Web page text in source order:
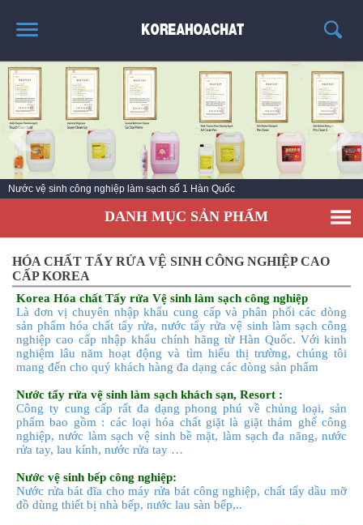
TRANG CHỦ
GIỚI THIỆU
THÔNG TIN SẢN PHẨM
TIN TỨC
LIÊN HỆ
Nước vệ sinh công nghiệp làm sạch số 1 Hàn Quốc
DANH MỤC SẢN PHẨM
HÓA CHẤT TẨY RỬA VỆ SINH CÔNG NGHIỆP CAO
CẤP KOREA
Korea Hóa chất Tẩy rửa Vệ sinh làm sạch công nghiệp
Là đơn vị chuyên nhập khẩu cung cấp và phân phối các dòng
sản phẩm hóa chất tẩy rửa, nước tẩy rửa vệ sinh làm sạch công
nghiệp cao cấp nhập khẩu chính hãng từ Hàn Quốc. Với kinh
nghiệm lâu năm hoạt động và tìm hiểu thị trường, chúng tôi
mang đến cho quý khách hàng đa dạng các dòng sản phẩm
Nước tẩy rửa vệ sinh làm sạch khách sạn, Resort :
Công ty cung cấp rất đa dạng phong phú về chủng loại, sản
phẩm bao gồm : các loại hóa chất giặt là giặt thảm ghế công
nghiệp, nước làm sạch vệ sinh bề mặt, làm sạch đa năng, nước
rửa tay, lau kính, nước rửa tay …
Nước vệ sinh bếp công nghiệp:
Nước rửa bát đĩa cho máy rửa bát công nghiệp, chất tẩy dầu mỡ
đồ dùng thiết bị nhà bếp, nước lau sàn bếp,..